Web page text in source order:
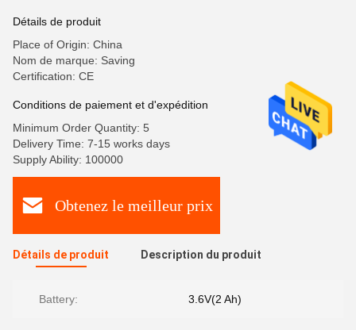
Détails de produit
Place of Origin: China
Nom de marque: Saving
Certification: CE
Conditions de paiement et d'expédition
Minimum Order Quantity: 5
Delivery Time: 7-15 works days
Supply Ability: 100000
Obtenez le meilleur prix
Détails de produit Description du produit
Battery: 3.6V(2 Ah)